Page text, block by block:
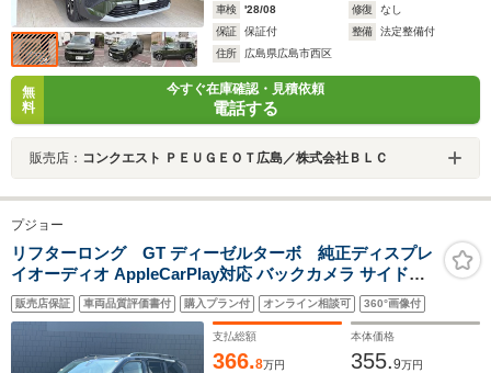
車検
'28/08 修復
なし
保証
保証付 整備
法定整備付
住所
広島県広島市西区
無
料
今すぐ在庫確認・見積依頼
電話する
販売店： コンクエスト ＰＥＵＧＥＯＴ広島／株式会社ＢＬＣ
プジョー
リフターロング GT ディーゼルターボ 純正ディスプレ
イオーディオ AppleCarPlay対応 バックカメラ サイドカ
メラ 両側スライドドア 3列シート アドバンスドグリップ
コントロール アクティブクルーズコントロール 前後ドラ
イブレコーダー ルーフレール ETC
販売店保証 車両品質評価書付 購入プラン付 オンライン相談可 360°画像付
支払総額
366.8万円
本体価格
355.9万円